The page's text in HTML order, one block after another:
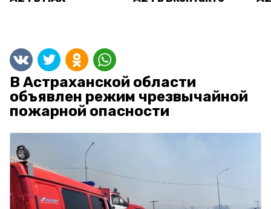
В Астраханской области
объявлен режим чрезвычайной
пожарной опасности